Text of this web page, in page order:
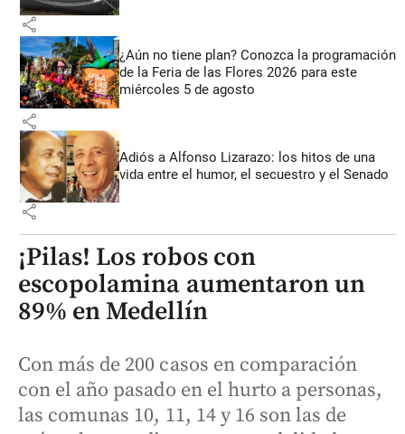
share
¿Aún no tiene plan? Conozca la programación
de la Feria de las Flores 2026 para este
miércoles 5 de agosto
share
Adiós a Alfonso Lizarazo: los hitos de una
vida entre el humor, el secuestro y el Senado
share
¡Pilas! Los robos con
escopolamina aumentaron un
89% en Medellín
Con más de 200 casos en comparación
con el año pasado en el hurto a personas,
las comunas 10, 11, 14 y 16 son las de